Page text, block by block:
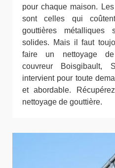
pour chaque maison.
sont celles qui
gouttières
solides. Mais il faut
faire un nettoyage de
couvreur Boisgibault,
intervient pour toute
et abordable.
nettoyage de gouttière.